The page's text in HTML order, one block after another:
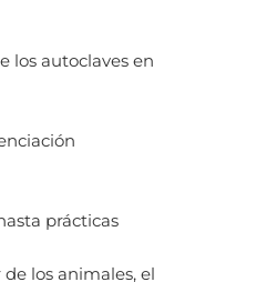
los autoclaves en
prácticas
los animales, el